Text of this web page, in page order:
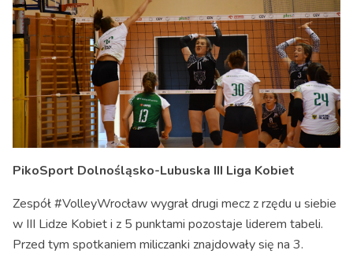
PikoSport Dolnośląsko-Lubuska III Liga Kobiet
Zespół #VolleyWrocław wygrał drugi mecz z rzędu u siebie
w III Lidze Kobiet i z 5 punktami pozostaje liderem tabeli.
Przed tym spotkaniem miliczanki znajdowały się na 3.